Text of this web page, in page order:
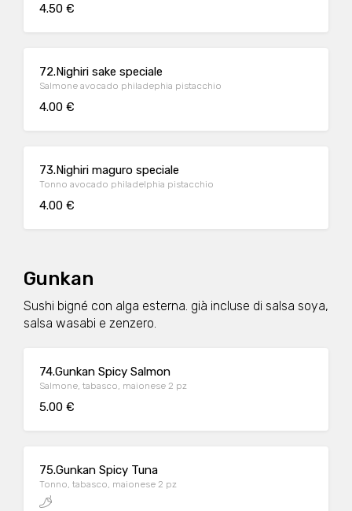
4.50 €
72.Nighiri sake speciale
Salmone avocado philadephia pistacchio
4.00 €
73.Nighiri maguro speciale
Tonno avocado philadelphia pistacchio
4.00 €
Gunkan
Sushi bigné con alga esterna. già incluse di salsa soya,
salsa wasabi e zenzero.
74.Gunkan Spicy Salmon
Salmone, tabasco, maionese 2 pz
5.00 €
75.Gunkan Spicy Tuna
Tonno, tabasco, maionese 2 pz